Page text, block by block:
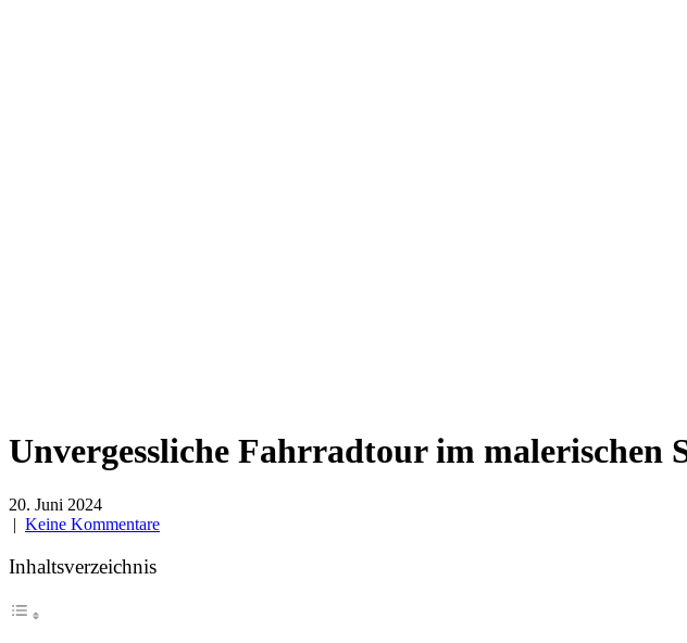
Unvergessliche Fahrradtour im malerischen
20. Juni 2024
| Keine Kommentare
Inhaltsverzeichnis